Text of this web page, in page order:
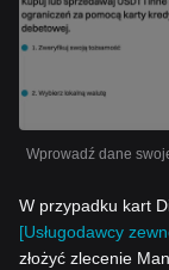
Wprowadź dane
W przypadku kart
[Usługodawcy
złożyć zlecenie